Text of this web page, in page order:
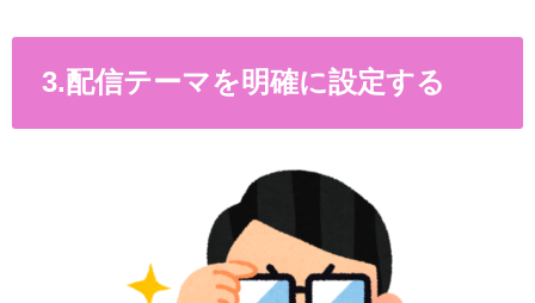
3.配信テーマを明確に設定する